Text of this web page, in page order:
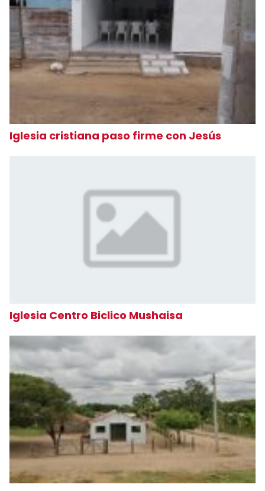
Iglesia cristiana paso firme con Jesús
Iglesia Centro Biclico Mushaisa